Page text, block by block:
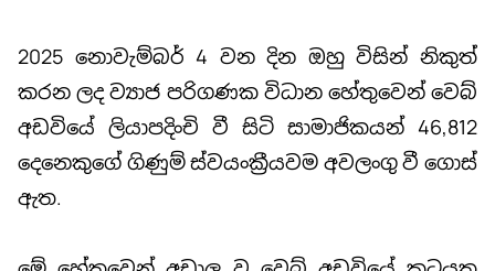
2025 නොවැම්බර් 4 වන දින ඔහු විසින් නිකුත්
කරන ලද ව්‍යාජ පරිගණක විධාන හේතුවෙන් වෙබ්
අඩවියේ ලියාපදිංචි වී සිටි සාමාජිකයන් 46,812
දෙනෙකුගේ ගිණුම් ස්වයංක්‍රීයවම අවලංගු වී ගොස්
ඇත.